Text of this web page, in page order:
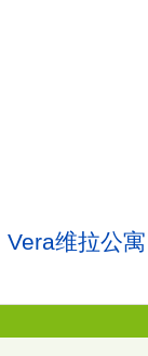
Vera维拉公